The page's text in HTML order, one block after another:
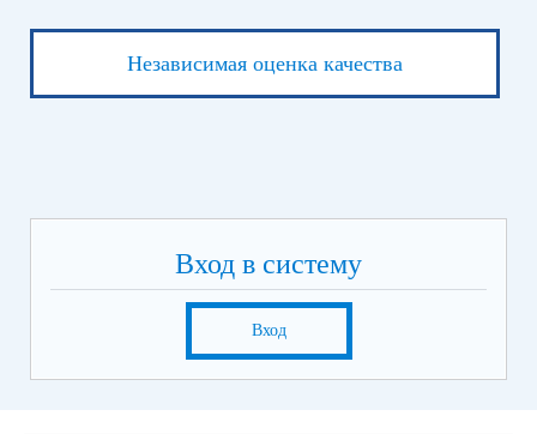
Независимая оценка качества
Вход в систему
Вход